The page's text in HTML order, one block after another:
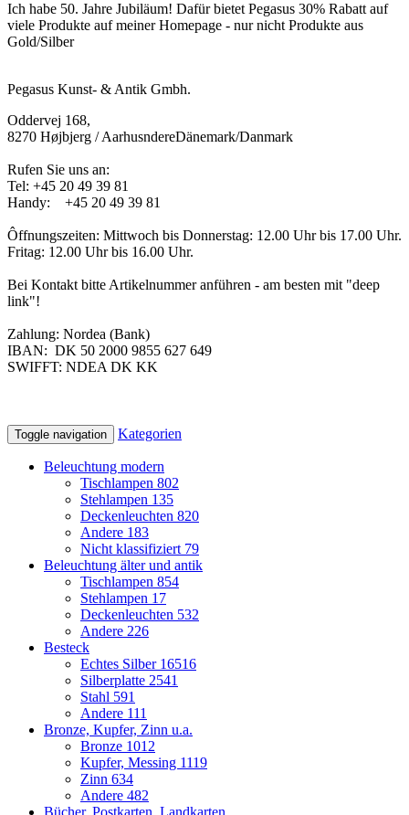
Ich habe 50. Jahre Jubiläum! Dafür bietet Pegasus 30% Rabatt auf
viele Produkte auf meiner Homepage - nur nicht Produkte aus
Gold/Silber
Pegasus Kunst- & Antik Gmbh.
Oddervej 168,
8270 Højbjerg / AarhusndereDänemark/Danmark
Rufen Sie uns an:
Tel: +45 20 49 39 81
Handy: +45 20 49 39 81
Ôffnungszeiten: Mittwoch bis Donnerstag: 12.00 Uhr bis 17.00 Uhr.
Fritag: 12.00 Uhr bis 16.00 Uhr.
Bei Kontakt bitte Artikelnummer anführen - am besten mit "deep
link"!
Zahlung: Nordea (Bank)
IBAN: DK 50 2000 9855 627 649
SWIFFT: NDEA DK KK
Toggle navigation Kategorien
Beleuchtung modern
Tischlampen 802
Stehlampen 135
Deckenleuchten 820
Andere 183
Nicht klassifiziert 79
Beleuchtung älter und antik
Tischlampen 854
Stehlampen 17
Deckenleuchten 532
Andere 226
Besteck
Echtes Silber 16516
Silberplatte 2541
Stahl 591
Andere 111
Bronze, Kupfer, Zinn u.a.
Bronze 1012
Kupfer, Messing 1119
Zinn 634
Andere 482
Bücher, Postkarten, Landkarten